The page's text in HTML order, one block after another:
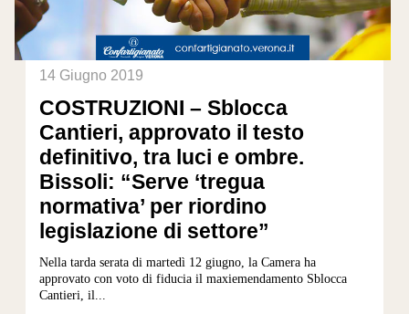
14 Giugno 2019
COSTRUZIONI – Sblocca
Cantieri, approvato il testo
definitivo, tra luci e ombre.
Bissoli: “Serve ‘tregua
normativa’ per riordino
legislazione di settore”
Nella tarda serata di martedì 12 giugno, la Camera ha
approvato con voto di fiducia il maxiemendamento Sblocca
Cantieri, il...